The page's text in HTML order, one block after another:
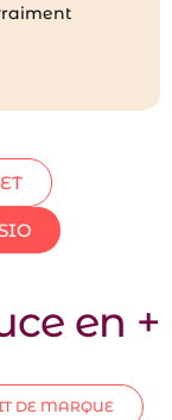
en +
DE MARQUE